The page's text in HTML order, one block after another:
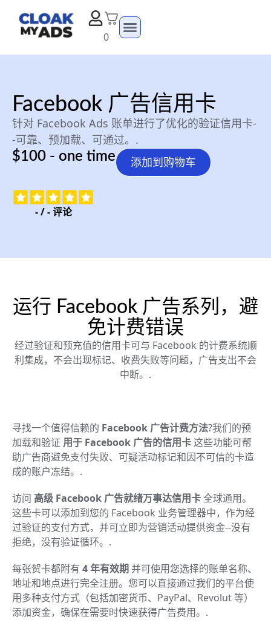
0
Facebook 广告信用卡
针对 Facebook Ads 账单进行了优化的验证信用卡-
-可靠、预加载、可通过。.
$100 - one time
添加到购物车
-/-评论
运行 Facebook 广告系列，避
免计费错误
经过验证和预充值的信用卡可与 Facebook 的计费系统顺
利集成，不会出现标记、收费失败等问题，广告支出不会
中断。.
寻找一个值得信赖的 Facebook 广告计费方法?我们的预
加载和验证 用于 Facebook 广告的信用卡这些功能可帮
助广告商避免支付失败、可疑活动标记和因不可信的卡造
成的账户冻结。.
访问 高级 Facebook 广告就绪万事达信用卡全球通用。
这些卡可以添加到您的 Facebook 业务管理器中，作为经
过验证的支付方式，并可立即为营销活动提供资金--没有
拒绝，没有验证循环。.
每张贺卡都附有 4 年有效期并可使用您选择的账单名称、
地址和地点进行完全注册。您可以直接通过我们的平台使
用多种支付方式（包括加密货币、PayPal、Revolut 等）
添加资金，确保在需要时快速获得广告费用。.